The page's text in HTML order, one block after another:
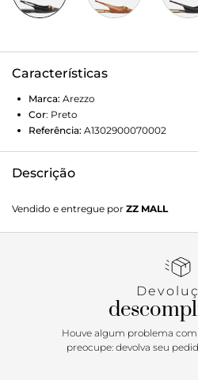
Características
Marca: Arezzo
Cor: Preto
Referência: A1302900070002
Descrição
rasteiro e bico fino. Aberta atrás,
arredondado no cabedal e
pelas laterais e contorna o
Vendido e entregue por ZZ MALL
Houve algum problema com
preocupe: devolva seu